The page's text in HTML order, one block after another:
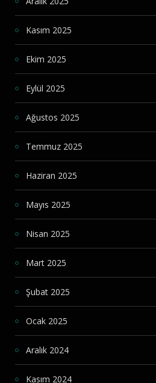
Kasım 2025
Ekim 2025
Eylül 2025
Ağustos 2025
Temmuz 2025
Haziran 2025
Mayıs 2025
Nisan 2025
Mart 2025
Şubat 2025
Ocak 2025
Aralık 2024
Kasım 2024